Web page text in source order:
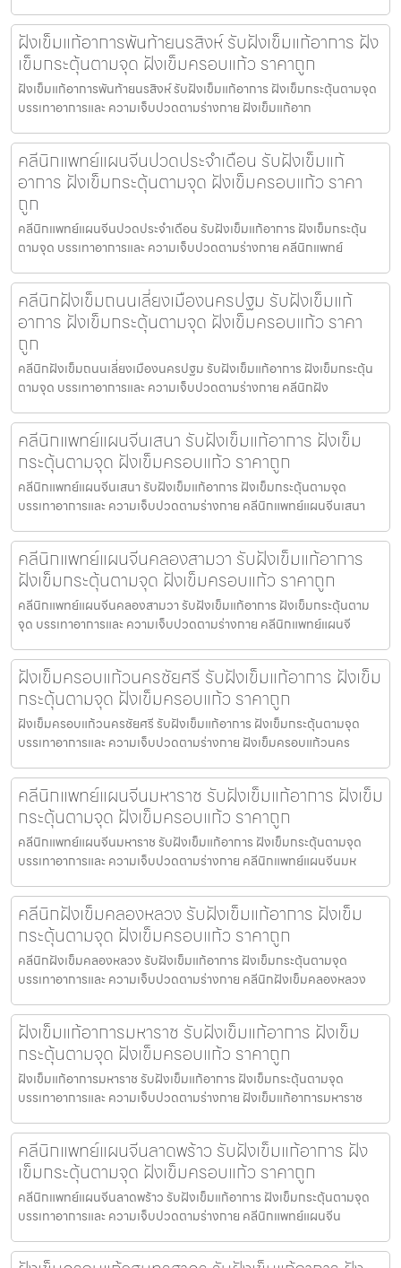
ฝังเข็มแก้อาการพันท้ายนรสิงห์ รับฝังเข็มแก้อาการ ฝัง
เข็มกระตุ้นตามจุด ฝังเข็มครอบแก้ว ราคาถูก
ฝังเข็มแก้อาการพันท้ายนรสิงห์ รับฝังเข็มแก้อาการ ฝังเข็มกระตุ้นตามจุด
บรรเทาอาการและ ความเจ็บปวดตามร่างกาย ฝังเข็มแก้อาก
คลีนิกแพทย์แผนจีนปวดประจําเดือน รับฝังเข็มแก้
อาการ ฝังเข็มกระตุ้นตามจุด ฝังเข็มครอบแก้ว ราคา
ถูก
คลีนิกแพทย์แผนจีนปวดประจําเดือน รับฝังเข็มแก้อาการ ฝังเข็มกระตุ้น
ตามจุด บรรเทาอาการและ ความเจ็บปวดตามร่างกาย คลีนิกแพทย์
คลีนิกฝังเข็มถนนเลี่ยงเมืองนครปฐม รับฝังเข็มแก้
อาการ ฝังเข็มกระตุ้นตามจุด ฝังเข็มครอบแก้ว ราคา
ถูก
คลีนิกฝังเข็มถนนเลี่ยงเมืองนครปฐม รับฝังเข็มแก้อาการ ฝังเข็มกระตุ้น
ตามจุด บรรเทาอาการและ ความเจ็บปวดตามร่างกาย คลีนิกฝัง
คลีนิกแพทย์แผนจีนเสนา รับฝังเข็มแก้อาการ ฝังเข็ม
กระตุ้นตามจุด ฝังเข็มครอบแก้ว ราคาถูก
คลีนิกแพทย์แผนจีนเสนา รับฝังเข็มแก้อาการ ฝังเข็มกระตุ้นตามจุด
บรรเทาอาการและ ความเจ็บปวดตามร่างกาย คลีนิกแพทย์แผนจีนเสนา
คลีนิกแพทย์แผนจีนคลองสามวา รับฝังเข็มแก้อาการ
ฝังเข็มกระตุ้นตามจุด ฝังเข็มครอบแก้ว ราคาถูก
คลีนิกแพทย์แผนจีนคลองสามวา รับฝังเข็มแก้อาการ ฝังเข็มกระตุ้นตาม
จุด บรรเทาอาการและ ความเจ็บปวดตามร่างกาย คลีนิกแพทย์แผนจี
ฝังเข็มครอบแก้วนครชัยศรี รับฝังเข็มแก้อาการ ฝังเข็ม
กระตุ้นตามจุด ฝังเข็มครอบแก้ว ราคาถูก
ฝังเข็มครอบแก้วนครชัยศรี รับฝังเข็มแก้อาการ ฝังเข็มกระตุ้นตามจุด
บรรเทาอาการและ ความเจ็บปวดตามร่างกาย ฝังเข็มครอบแก้วนคร
คลีนิกแพทย์แผนจีนมหาราช รับฝังเข็มแก้อาการ ฝังเข็ม
กระตุ้นตามจุด ฝังเข็มครอบแก้ว ราคาถูก
คลีนิกแพทย์แผนจีนมหาราช รับฝังเข็มแก้อาการ ฝังเข็มกระตุ้นตามจุด
บรรเทาอาการและ ความเจ็บปวดตามร่างกาย คลีนิกแพทย์แผนจีนมห
คลีนิกฝังเข็มคลองหลวง รับฝังเข็มแก้อาการ ฝังเข็ม
กระตุ้นตามจุด ฝังเข็มครอบแก้ว ราคาถูก
คลีนิกฝังเข็มคลองหลวง รับฝังเข็มแก้อาการ ฝังเข็มกระตุ้นตามจุด
บรรเทาอาการและ ความเจ็บปวดตามร่างกาย คลีนิกฝังเข็มคลองหลวง
ฝังเข็มแก้อาการมหาราช รับฝังเข็มแก้อาการ ฝังเข็ม
กระตุ้นตามจุด ฝังเข็มครอบแก้ว ราคาถูก
ฝังเข็มแก้อาการมหาราช รับฝังเข็มแก้อาการ ฝังเข็มกระตุ้นตามจุด
บรรเทาอาการและ ความเจ็บปวดตามร่างกาย ฝังเข็มแก้อาการมหาราช
คลีนิกแพทย์แผนจีนลาดพร้าว รับฝังเข็มแก้อาการ ฝัง
เข็มกระตุ้นตามจุด ฝังเข็มครอบแก้ว ราคาถูก
คลีนิกแพทย์แผนจีนลาดพร้าว รับฝังเข็มแก้อาการ ฝังเข็มกระตุ้นตามจุด
บรรเทาอาการและ ความเจ็บปวดตามร่างกาย คลีนิกแพทย์แผนจีน